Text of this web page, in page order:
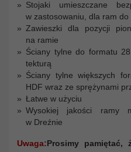
Stojaki umieszczane
w zastosowaniu, dla ram
Zawieszki dla pozycji
na ramie
Ściany tylne do formatu
tekturą
Ściany tylne większych
HDF wraz ze sprężynami
Łatwe w użyciu
Wysokiej jakości ramy
w Dreźnie
Uwaga:Prosimy